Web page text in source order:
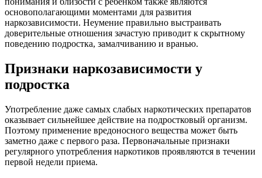
основополагающими моментами для развития
наркозависимости. Неумение правильно выстраивать
доверительные отношения зачастую приводит к скрытному
поведению подростка, замалчиванию и вранью.
Признаки наркозависимости у
подростка
Употребление даже самых слабых наркотических препаратов
оказывает сильнейшее действие на подростковый организм.
Поэтому применение вредоносного вещества может быть
заметно даже с первого раза. Первоначальные признаки
регулярного употребления наркотиков проявляются в течении
первой недели приема.